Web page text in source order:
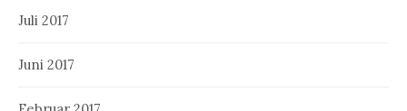
Juli 2017
Juni 2017